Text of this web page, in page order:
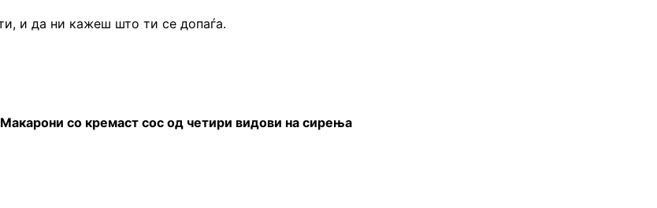
и да ни кажеш што ти се допаѓа.
Макарони со кремаст сос од четири видови на сирења